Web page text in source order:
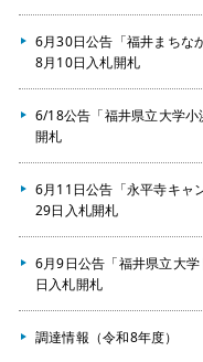
6月30日公告「福井まちな
8月10日入札開札
6/18公告「福井県立大学
開札
6月11日公告「永平寺キャ
29日入札開札
6月9日公告「福井県立大
日入札開札
調達情報（令和8年度）